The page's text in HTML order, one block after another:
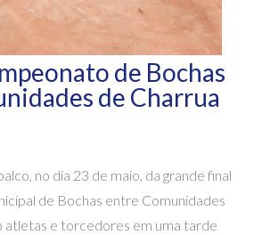
de Bochas
de Charrua
no dia 23 de maio, da grande final
de Bochas entre Comunidades
atletas e torcedores em uma tarde